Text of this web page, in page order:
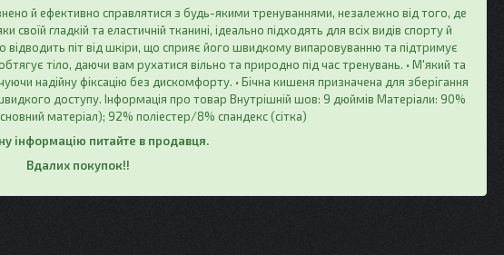
й ефективно справлятися з будь-якими тренуваннями, незалежно від того, де
гладкій та еластичній тканині, ідеально підходять для всіх видів спорту й
відводить піт від шкіри, що сприяє його швидкому випаровуванню та підтримує
тіло, даючи вам рухатися вільно та природно під час тренувань. • М'який та
надійну фіксацію без дискомфорту. • Бічна кишеня призначена для зберігання
доступу. Інформація про товар Внутрішній шов: 9 дюймів Матеріали: 90%
матеріал); 92% поліестер/8% спандекс (сітка)
інформацію питайте в продавця.
Вдалих покупок!!